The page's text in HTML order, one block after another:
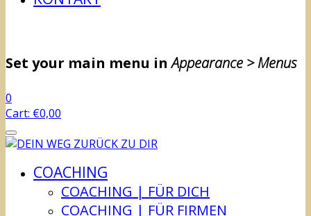
Set your main menu inAppearance > Menus
0
Cart: €0,00
COACHING
COACHING | FÜR DICH
COACHING | FÜR FIRMEN